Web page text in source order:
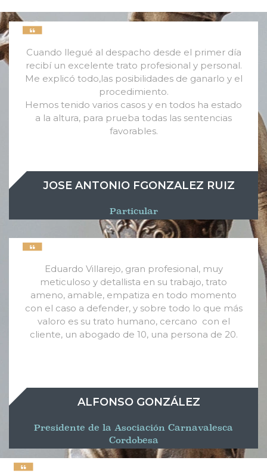
Cuando llegué al despacho desde el primer día
recibí un excelente trato profesional y personal.
Me explicó todo,las posibilidades de ganarlo y el
procedimiento.
Hemos tenido varios casos y en todos ha estado
a la altura, para prueba todas las sentencias
favorables.
JOSE ANTONIO FGONZALEZ RUIZ
Particular
Eduardo Villarejo, gran profesional, muy
meticuloso y detallista en su trabajo, trato
ameno, amable, empatiza en todo momento
con el caso a defender, y sobre todo lo que más
valoro es su trato humano, cercano con el
cliente, un abogado de 10, una persona de 20.
ALFONSO GONZÁLEZ
Presidente de la Asociación Carnavalesca
Cordobesa